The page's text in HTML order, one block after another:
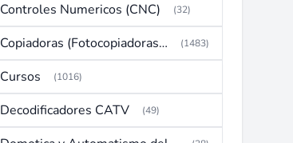
Controles Numericos (CNC) (32)
Copiadoras (Fotocopiadoras, Multifunctions, Ploter, etc) (1483)
Cursos (1016)
Decodificadores CATV (49)